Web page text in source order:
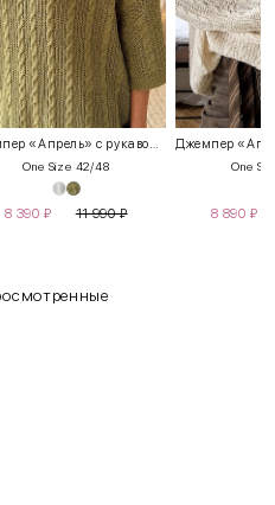
Джемпер «Апрель» с рукавом 3/4
One Size 42/48
8 390 ₽ 11 990₽
One
8 890 ₽